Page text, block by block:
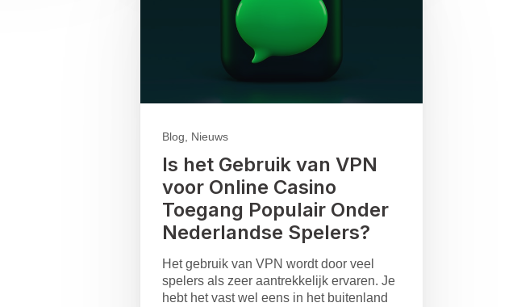
Blog, Nieuws
Is het Gebruik van VPN
voor Online Casino
Toegang Populair Onder
Nederlandse Spelers?
Het gebruik van VPN wordt door veel
spelers als zeer aantrekkelijk ervaren. Je
hebt het vast wel eens in het buitenland